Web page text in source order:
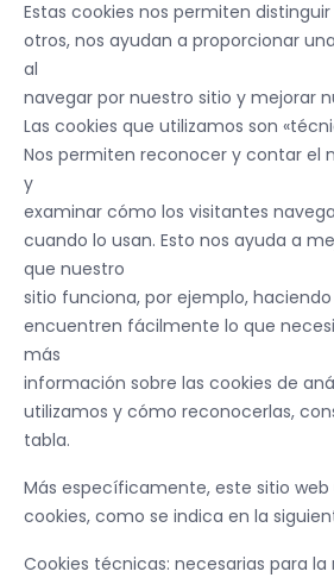
Estas cookies nos permiten
otros, nos ayudan a proporcionar
al
navegar por nuestro sitio y mejorar
Las cookies que utilizamos son
Nos permiten reconocer y contar el
y
examinar cómo los visitantes
cuando lo usan. Esto nos ayuda a
que nuestro
sitio funciona, por ejemplo,
encuentren fácilmente lo que
más
información sobre las cookies de
utilizamos y cómo reconocerlas,
tabla.
Más específicamente, este sitio
cookies, como se indica en la
Cookies técnicas: necesarias para